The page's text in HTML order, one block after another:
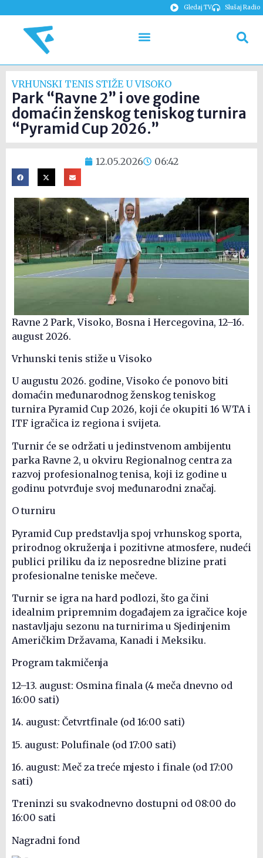
Gledaj TV Slušaj Radio
VRHUNSKI TENIS STIŽE U VISOKO
Park “Ravne 2” i ove godine
domaćin ženskog teniskog turnira
“Pyramid Cup 2026.”
12.05.2026 06:42
Ravne 2 Park, Visoko, Bosna i Hercegovina, 12–16.
august 2026.
Vrhunski tenis stiže u Visoko
U augustu 2026. godine, Visoko će ponovo biti
domaćin međunarodnog ženskog teniskog
turnira Pyramid Cup 2026, koji će okupiti 16 WTA i
ITF igračica iz regiona i svijeta.
Turnir će se održati u jedinstvenom ambijentu
parka Ravne 2, u okviru Regionalnog centra za
razvoj profesionalnog tenisa, koji iz godine u
godinu potvrđuje svoj međunarodni značaj.
O turniru
Pyramid Cup predstavlja spoj vrhunskog sporta,
prirodnog okruženja i pozitivne atmosfere, nudeći
publici priliku da iz neposredne blizine prati
profesionalne teniske mečeve.
Turnir se igra na hard podlozi, što ga čini
idealnim pripremnim događajem za igračice koje
nastavljaju sezonu na turnirima u Sjedinjenim
Američkim Državama, Kanadi i Meksiku.
Program takmičenja
12–13. august: Osmina finala (4 meča dnevno od
16:00 sati)
14. august: Četvrtfinale (od 16:00 sati)
15. august: Polufinale (od 17:00 sati)
16. august: Meč za treće mjesto i finale (od 17:00
sati)
Treninzi su svakodnevno dostupni od 08:00 do
16:00 sati
Nagradni fond